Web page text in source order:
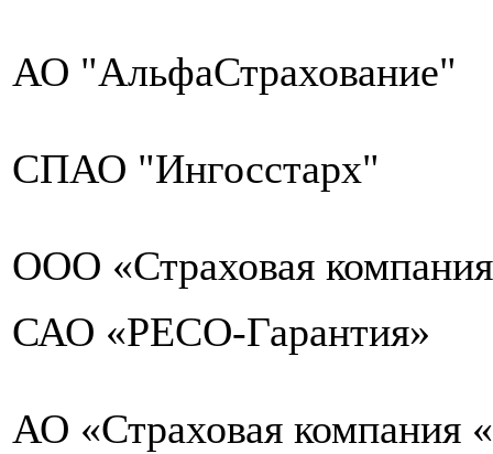
АО "АльфаСтрахование"
СПАО "Ингосстарх"
ООО «Страховая
САО «РЕСО-Гарантия»
АО «Страховая